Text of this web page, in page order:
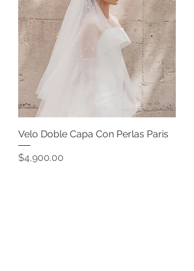
Velo Doble Capa Con Perlas Paris
Precio
$4,900.00